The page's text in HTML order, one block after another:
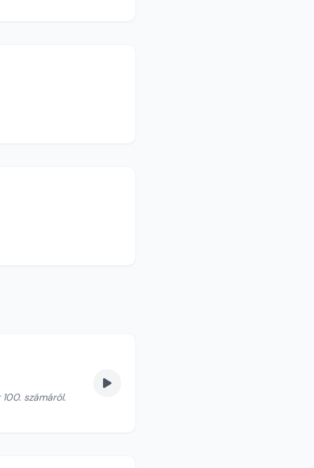
számáról.